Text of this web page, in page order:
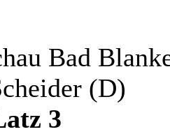
Bad
3